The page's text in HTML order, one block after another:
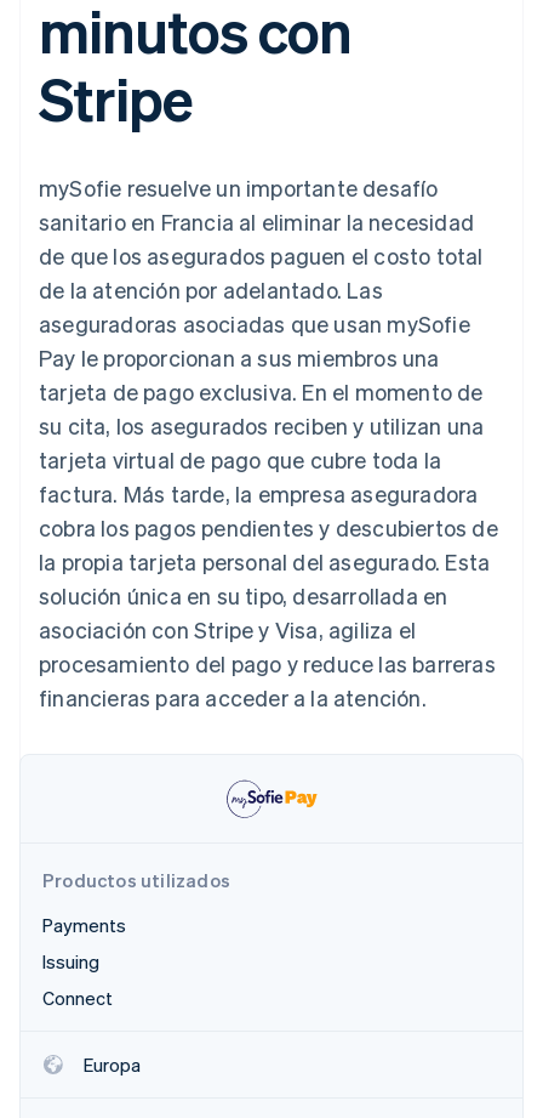
Métodos de
pago
Acceso a más
Terminal
Pagos en
Boost
Optimizaciones
de aceptación
Link
Proceso de
compra
acelerado
Financial
Connections
Datos de ctas.
financieras
vinculadas
Automatización
contable
de datos
Más
Ver lo que viene
Radar
Prevención de fraude
Atlas
Constitución de una startup
Climate
Eliminación de dióxido de carbono
Identity
Verificación de identidad en línea
Sesiones de Stripe 2026
Descubre cómo Stripe construye la infraestructura
Mirar ahora
Gestión del dinero
Plataformas
SaaS
Empresas de IA
Economía de los
creadores
Juegos
Hostelería, viajes y ocio
Medios de
comunicación y
entretenimiento
Organizaciones sin
fines de lucro
Servicios
profesionales
Sector público
Minorista
Ecosistema
Socios
Stripe App Marketplace
Gestionar
suscripciones
Ofrecer cobro por
Emitir tarjetas
respaldadas por
servicios con agentes
Recursos
Integraciones de
aplicaciones
Ejemplos de código
Blog de
desarrolladores
Estado de la API
Hoja de ruta del
Conferencia anual
Sessions
Stripe Press
Contacta con ventas
Conviértete en socio
minutos con
Stripe
mySofie resuelve un importante desafío
sanitario en Francia al eliminar la necesidad
de que los asegurados paguen el costo total
de la atención por adelantado. Las
aseguradoras asociadas que usan mySofie
Pay le proporcionan a sus miembros una
tarjeta de pago exclusiva. En el momento de
su cita, los asegurados reciben y utilizan una
tarjeta virtual de pago que cubre toda la
factura. Más tarde, la empresa aseguradora
cobra los pagos pendientes y descubiertos de
la propia tarjeta personal del asegurado. Esta
solución única en su tipo, desarrollada en
asociación con Stripe y Visa, agiliza el
procesamiento del pago y reduce las barreras
financieras para acceder a la atención.
Productos utilizados
Payments
Issuing
Connect
Europa